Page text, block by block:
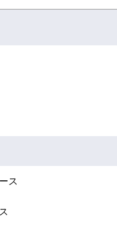
ス